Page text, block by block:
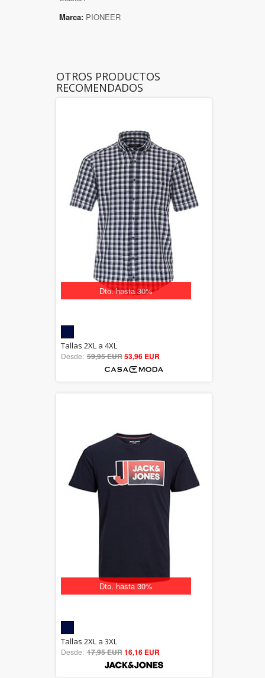
Marca: PIONEER
OTROS PRODUCTOS
RECOMENDADOS
Dto. hasta 30%
5.00
out of 5
Tallas 2XL a 4XL
Desde: 59,95 EUR53,96 EUR
Dto. hasta 30%
5.00
out of 5
Tallas 2XL a 3XL
Desde: 17,95 EUR16,16 EUR